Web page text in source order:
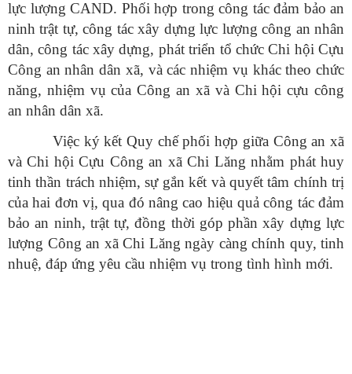
lực lượng CAND. Phối hợp trong công tác đảm bảo an
ninh trật tự, công tác xây dựng lực lượng công an nhân
dân, công tác xây dựng, phát triển tổ chức Chi hội Cựu
Công an nhân dân xã, và các nhiệm vụ khác theo chức
năng, nhiệm vụ của Công an xã và Chi hội cựu công
an nhân dân xã.
Việc ký kết Quy chế phối hợp giữa Công an xã
và Chi hội Cựu Công an xã Chi Lăng nhằm phát huy
tinh thần trách nhiệm, sự gắn kết và quyết tâm chính trị
của hai đơn vị, qua đó nâng cao hiệu quả công tác đảm
bảo an ninh, trật tự, đồng thời góp phần xây dựng lực
lượng Công an xã Chi Lăng ngày càng chính quy, tinh
nhuệ, đáp ứng yêu cầu nhiệm vụ trong tình hình mới.